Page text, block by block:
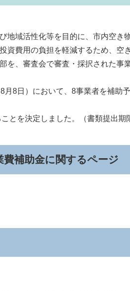
域活性化等を目的に、市内空き
資費用の負担を軽減するため、空
を、審査会で審査・採択された事
8日）において、8事業者を補助
とを決定しました。（書類提出期
補助金に関するページ